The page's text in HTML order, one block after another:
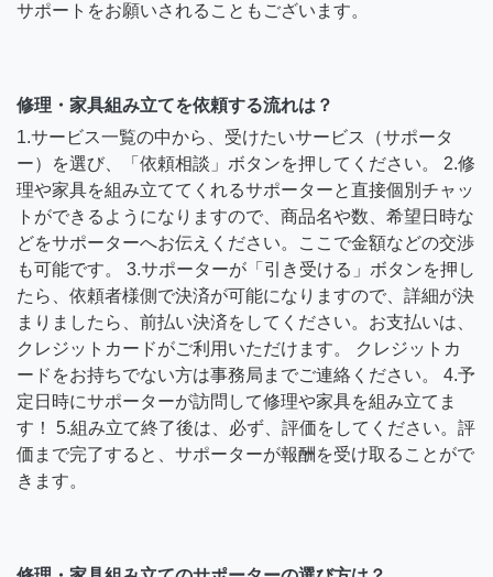
サポートをお願いされることもございます。
修理・家具組み立てを依頼する流れは？
1.サービス一覧の中から、受けたいサービス（サポータ
ー）を選び、「依頼相談」ボタンを押してください。 2.修
理や家具を組み立ててくれるサポーターと直接個別チャッ
トができるようになりますので、商品名や数、希望日時な
どをサポーターへお伝えください。ここで金額などの交渉
も可能です。 3.サポーターが「引き受ける」ボタンを押し
たら、依頼者様側で決済が可能になりますので、詳細が決
まりましたら、前払い決済をしてください。お支払いは、
クレジットカードがご利用いただけます。 クレジットカ
ードをお持ちでない方は事務局までご連絡ください。 4.予
定日時にサポーターが訪問して修理や家具を組み立てま
す！ 5.組み立て終了後は、必ず、評価をしてください。評
価まで完了すると、サポーターが報酬を受け取ることがで
きます。